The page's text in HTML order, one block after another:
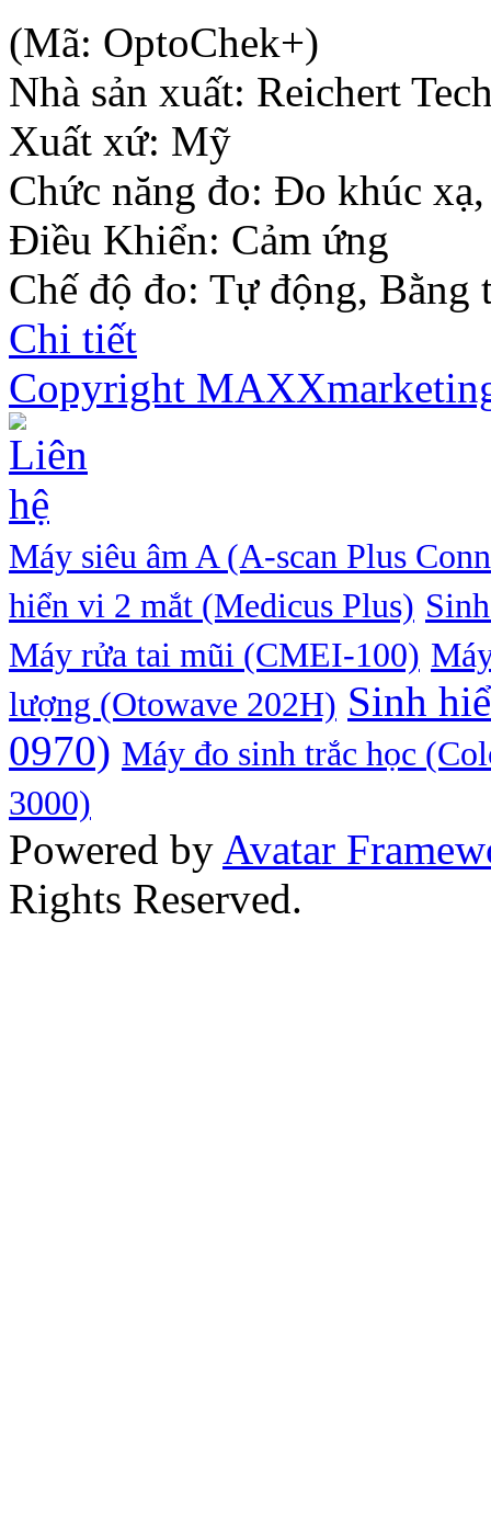
(Mã: OptoChek+)
Nhà sản xuất: Reichert
Xuất xứ: Mỹ
Chức năng đo: Đo khúc
Điều Khiển: Cảm ứng
Chế độ đo: Tự động, Bằng
Chi tiết
Copyright
Máy siêu âm A (A-scan Plus
hiển vi 2 mắt (Medicus Plus)
Máy rửa tai mũi (CMEI-100)
lượng (Otowave 202H) Sinh
0970) Máy đo sinh trắc học
3000)
Powered by Avatar
Rights Reserved.